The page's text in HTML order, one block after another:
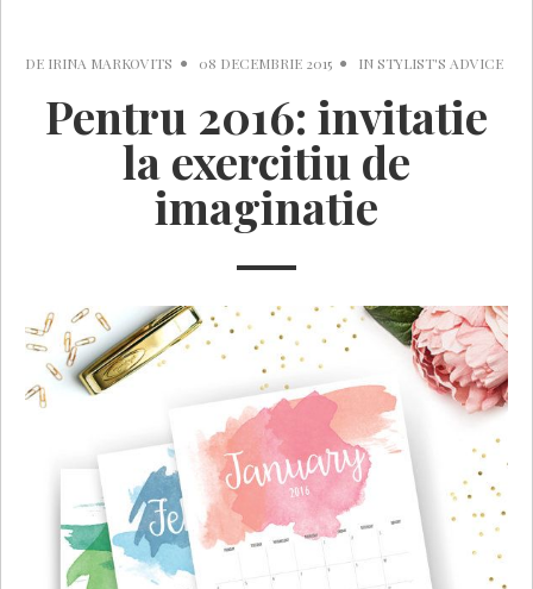
DE IRINA MARKOVITS 08 DECEMBRIE 2015 IN STYLIST'S ADVICE
Pentru 2016: invitatie
la exercitiu de
imaginatie